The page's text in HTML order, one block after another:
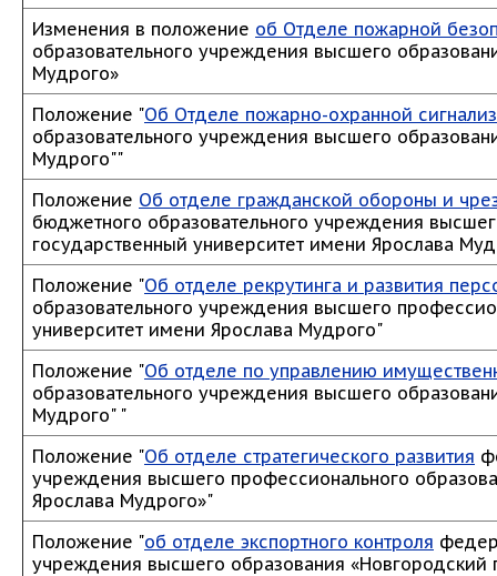
Изменения в положение об Отделе пожарной
образовательного учреждения высшего
Мудрого»
Положение "Об Отделе пожарно-охранной
образовательного учреждения высшего
Мудрого""
Положение Об отделе гражданской обороны и
бюджетного образовательного учреждения
государственный университет имени Ярослава
Положение "Об отделе рекрутинга и развития
образовательного учреждения высшего
университет имени Ярослава Мудрого"
Положение "Об отделе по управлению
образовательного учреждения высшего
Мудрого" "
Положение "Об отделе стратегического развития
учреждения высшего профессионального
Ярослава Мудрого»"
Положение "об отделе экспортного контроля
учреждения высшего образования «Новгородский